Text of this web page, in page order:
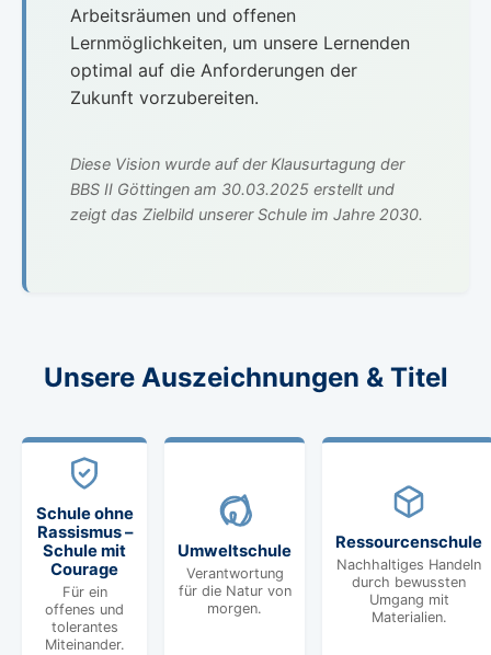
Arbeitsräumen und offenen
Lernmöglichkeiten, um unsere Lernenden
optimal auf die Anforderungen der
Zukunft vorzubereiten.
Diese Vision wurde auf der Klausurtagung der
BBS II Göttingen am 30.03.2025 erstellt und
zeigt das Zielbild unserer Schule im Jahre 2030.
Unsere Auszeichnungen & Titel
Schule ohne
Rassismus –
Schule mit
Courage
Für ein
offenes und
tolerantes
Miteinander.
Umweltschule
Verantwortung
für die Natur von
morgen.
Ressourcenschule
Nachhaltiges Handeln
durch bewussten
Umgang mit
Materialien.